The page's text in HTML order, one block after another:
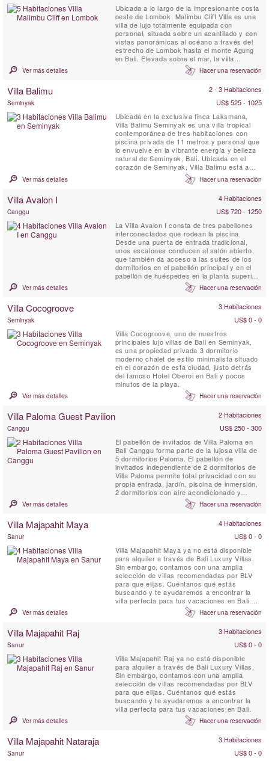
Ubicada a lo largo de la impresionante costa
oeste de Lombok, Malimbu Cliff Villa es una
villa de lujo totalmente equipada con
personal, situada sobre un acantilado y con
vistas panorámicas al océano a través del
estrecho de Lombok hasta el monte Agung
en Bali. Elevada sobre el mar, la villa
combina un diseño contemporáneo con la
belleza natural y salvaje de la isla,
huéspedes disfrutan de un chef privado que
Ver más detalles Hacer una reservación
Villa Balimu 2 - 3 Habitaciones
Seminyak
US$ 525 - 1025
Ubicada en la exclusiva finca Laksmana,
Villa Balimu Seminyak es una villa tropical
contemporánea de tres habitaciones con
piscina privada de 11 metros y personal que
lo envuelve en la vibrante energía y belleza
natural de Seminyak, Bali. Ubicada en el
corazón de Seminyak, Villa Balimu está a
solo unos pasos de los mejores clubes de
playa y restaurantes de la isla, así como de
Ver más detalles Hacer una reservación
Villa Avalon I 4 Habitaciones
Canggu
US$ 720 - 1250
La Villa Avalon I consta de tres pabellones
interconectados que rodean la piscina.
Desde una puerta de entrada tradicional,
unos escalones conducen al salón abierto,
que también da acceso a las suites de los
dormitorios en el pabellón principal y en el
pabellón de huéspedes en la planta superior.
Desde allí, unas escaleras bajan al nivel del
jardín, donde se encuentran el comedor, el
otro lado de un pequeño patio-jardín, se ...
Ver más detalles Hacer una reservación
Villa Cocogroove 3 Habitaciones
Seminyak
US$ 0 - 0
Villa Cocogroove, uno de nuestros
principales lujo villas de Bali en Seminyak,
es una propiedad privada 3 dormitorio
moderno chalet de estilo minimalista situado
en el corazón de esta ciudad, justo detrás
del famoso Hotel Oberoi en Bali y pocos
minutos de la playa.
Ver más detalles Hacer una reservación
Villa Paloma Guest Pavilion 2 Habitaciones
Canggu
US$ 250 - 300
El pabellón de invitados de Villa Paloma en
Bali Canggu forma parte de la lujosa villa de
5 dormitorios Paloma. El pabellón de
invitados independiente de 2 dormitorios de
Villa Paloma permite total privacidad con su
propia entrada, jardín, piscina de inmersión,
2 dormitorios con aire acondicionado y
baños en suite, sala de estar y comedor
abiertos y una pequeña cocina.
Ver más detalles Hacer una reservación
Villa Majapahit Maya 4 Habitaciones
Sanur
US$ 0 - 0
Villa Majapahit Maya ya no está disponible
para alquiler a través de Bali Luxury Villas.
Sin embargo, contamos con una amplia
selección de villas recomendadas por BLV
para que elijas. Cuéntanos qué estás
buscando y te ayudaremos a encontrar la
villa perfecta para tus vacaciones en Bali.
Villa Majapahit Maya ubicado en Sanur-
Ketewel, directamente en la playa. Se trata
por un jardín con vistas al mar, con una
Ver más detalles Hacer una reservación
Villa Majapahit Raj 3 Habitaciones
Sanur
US$ 0 - 0
Villa Majapahit Raj ya no está disponible
para alquiler a través de Bali Luxury Villas.
Sin embargo, contamos con una amplia
selección de villas recomendadas por BLV
para que elijas. Cuéntanos qué estás
buscando y te ayudaremos a encontrar la
villa perfecta para tus vacaciones en Bali.
Ver más detalles Hacer una reservación
Villa Majapahit Nataraja 3 Habitaciones
Sanur
US$ 0 - 0